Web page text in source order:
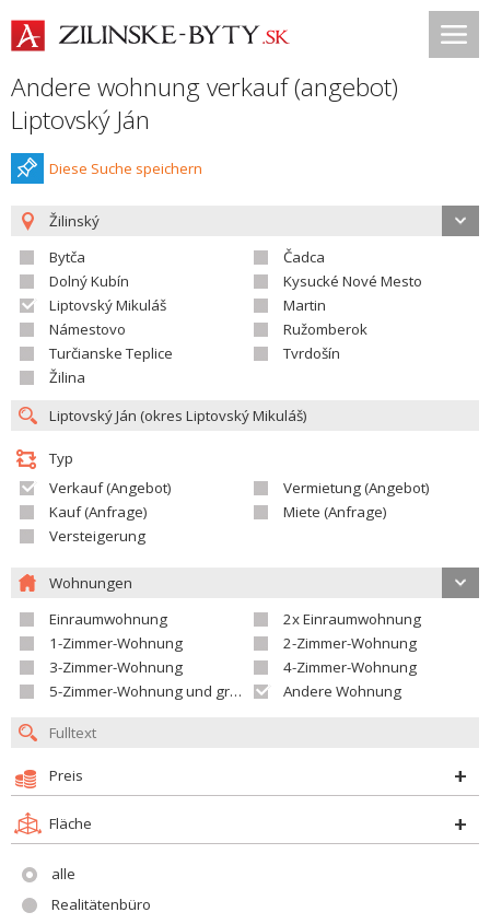
Andere wohnung verkauf (angebot)
Liptovský Ján
Diese Suche speichern
Žilinský
Bytča
Čadca
Dolný Kubín
Kysucké Nové Mesto
Liptovský Mikuláš
Martin
Námestovo
Ružomberok
Turčianske Teplice
Tvrdošín
Žilina
Typ
Verkauf (Angebot)
Vermietung (Angebot)
Kauf (Anfrage)
Miete (Anfrage)
Versteigerung
Wohnungen
Einraumwohnung
2x Einraumwohnung
1-Zimmer-Wohnung
2-Zimmer-Wohnung
3-Zimmer-Wohnung
4-Zimmer-Wohnung
5-Zimmer-Wohnung und größer
Andere Wohnung
Preis
Fläche
alle
Realitätenbüro